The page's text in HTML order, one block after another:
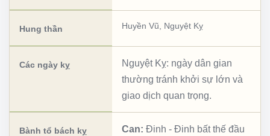
Hung thần Huyền Vũ Nguyệt Kỵ
Các ngày kỵ
Nguyệt Kỵ: ngày dân gian
thường tránh khởi sự lớn và
giao dịch quan trọng.
Bành tổ bách kỵ Can: Đinh - Đinh bất thế đầu